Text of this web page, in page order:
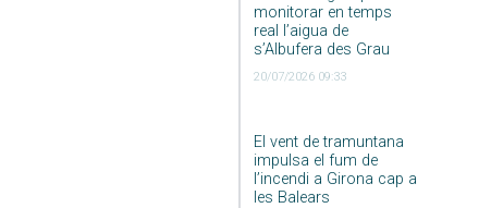
monitorar en temps
real l’aigua de
s’Albufera des Grau
20/07/2026 09:33
El vent de tramuntana
impulsa el fum de
l’incendi a Girona cap a
les Balears